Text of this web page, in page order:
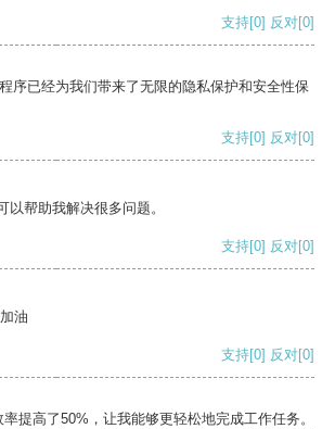
支持[0] 反对[0]
序已经为我们带来了无限的隐私保护和安全性保
支持[0] 反对[0]
以帮助我解决很多问题。
支持[0] 反对[0]
油
支持[0] 反对[0]
提高了50%，让我能够更轻松地完成工作任务。